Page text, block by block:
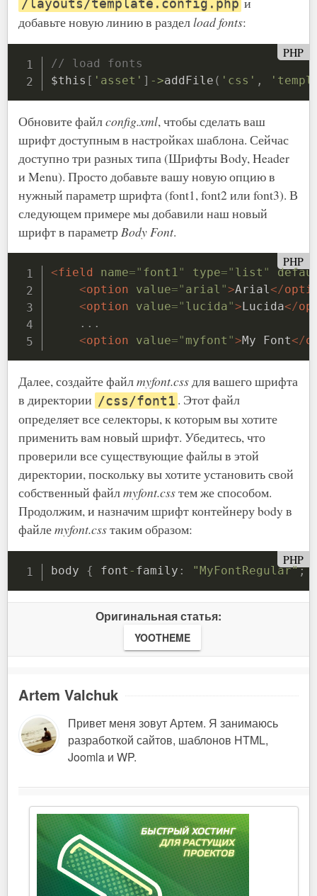
/layouts/template.config.php
добавьте новую линию в разделload fonts:
PHP
// load fonts
$this [ 'asset' ] ->addFile ( 'css' ,
Обновите файлconfig.xml, чтобы сделать ваш
шрифт доступным в настройках шаблона. Сейчас
доступно три разных типа (Шрифты Body, Header
и Menu). Просто добавьте вашу новую опцию в
нужный параметр шрифта (font1, font2 или font3). В
следующем примере мы добавили наш новый
шрифт в параметр Body Font.
PHP
<field name=" font1" type=" list "
<option value=" arial ">Arial</
<option value=" lucida"> Lucida</
. . .
<option value=" myfont ">My Font</
Далее, создайте файлmyfont.cssдля вашего шрифта
в директории /css/font1 . Этот файл
определяет все селекторы, к которым вы хотите
применить вам новый шрифт. Убедитесь, что
проверили все существующие файлы в этой
директории, поскольку вы хотите установить свой
собственный файлmyfont.cssтем же способом.
Продолжим, и назначим шрифт контейнеру body в
файлеmyfont.cssтаким образом:
PHP
body { font - family : "MyFontRegular";
Оригинальная статья:
YOOTHEME
Artem Valchuk
Привет меня зовут Артем. Я занимаюсь
разработкой сайтов, шаблонов HTML,
Joomla и WP.